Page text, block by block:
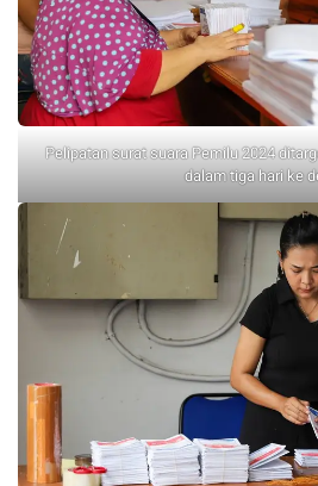
Pelipatan surat suara Pemilu 2024
dalam tiga hari ke